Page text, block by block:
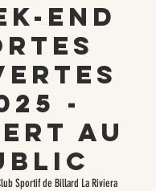
end
-
au
Sportif de Billard La Riviera